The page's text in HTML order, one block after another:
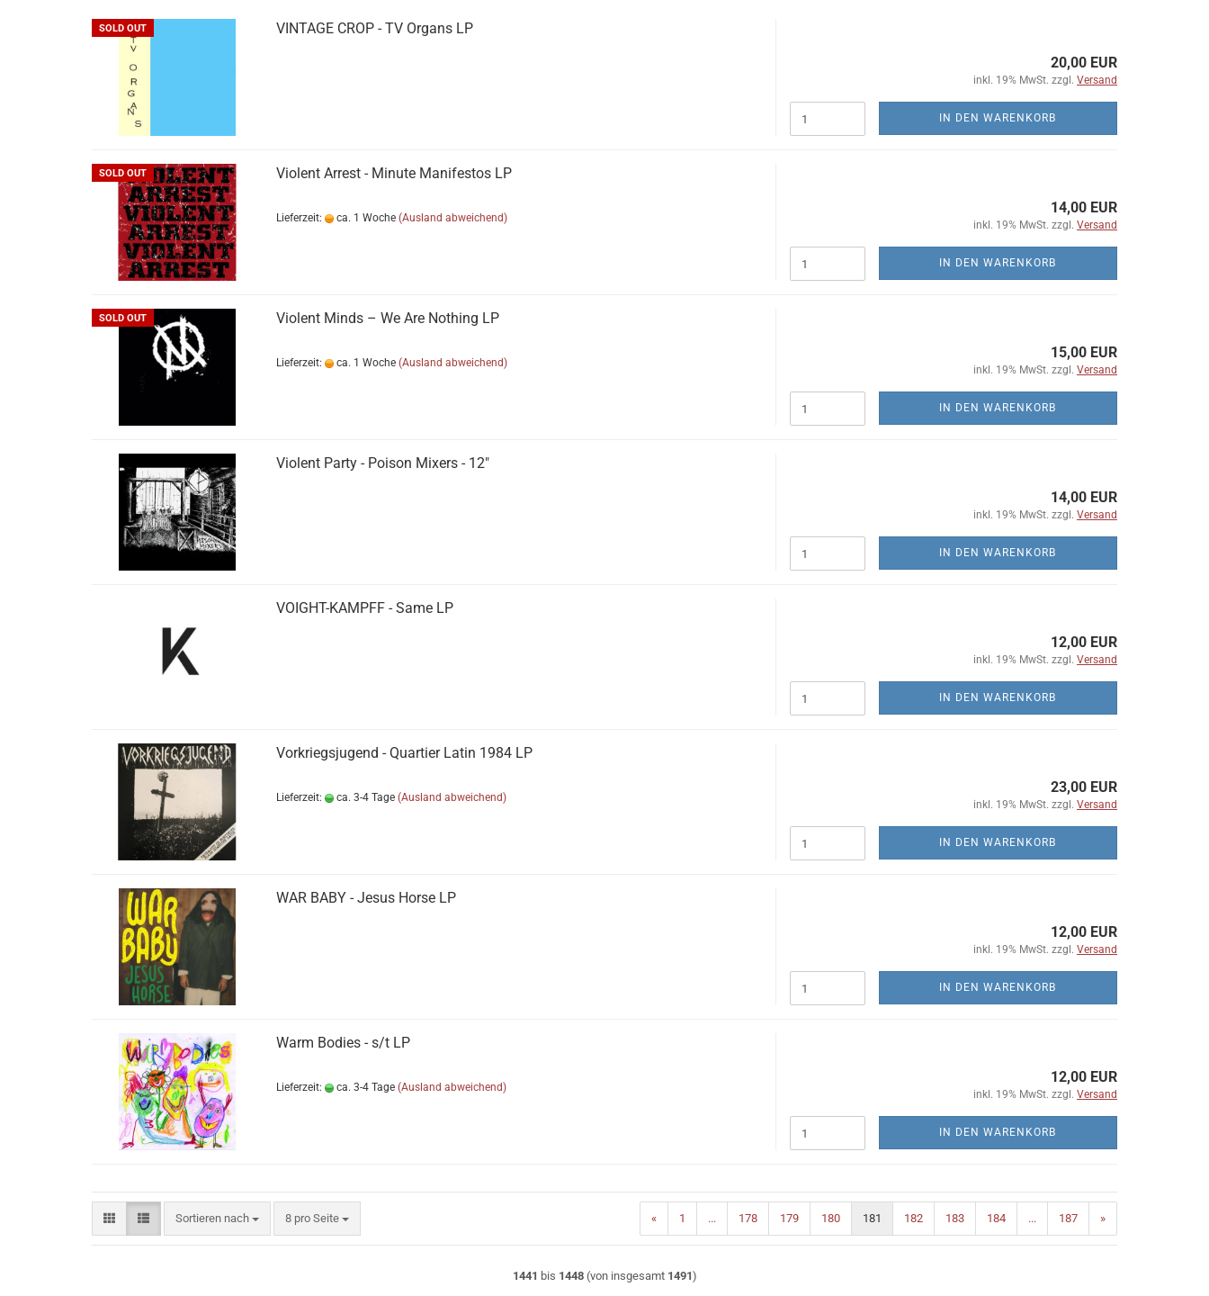
SOLD OUT
VINTAGE CROP - TV Organs LP
20,00 EUR
inkl. 19% MwSt. zzgl. Versand
IN DEN WARENKORB
SOLD OUT Violent Arrest - Minute Manifestos LP
Lieferzeit: ca. 1 Woche (Ausland abweichend)
14,00 EUR
inkl. 19% MwSt. zzgl. Versand
IN DEN WARENKORB
SOLD OUT Violent Minds ‎– We Are Nothing LP
Lieferzeit: ca. 1 Woche (Ausland abweichend)
15,00 EUR
inkl. 19% MwSt. zzgl. Versand
IN DEN WARENKORB
Violent Party - Poison Mixers - 12"
14,00 EUR
inkl. 19% MwSt. zzgl. Versand
IN DEN WARENKORB
VOIGHT-KAMPFF - Same LP
12,00 EUR
inkl. 19% MwSt. zzgl. Versand
IN DEN WARENKORB
Vorkriegsjugend - Quartier Latin 1984 LP
Lieferzeit: ca. 3-4 Tage (Ausland abweichend)
23,00 EUR
inkl. 19% MwSt. zzgl. Versand
IN DEN WARENKORB
WAR BABY - Jesus Horse LP
12,00 EUR
inkl. 19% MwSt. zzgl. Versand
IN DEN WARENKORB
Warm Bodies - s​/​t LP
Lieferzeit: ca. 3-4 Tage (Ausland abweichend)
12,00 EUR
inkl. 19% MwSt. zzgl. Versand
IN DEN WARENKORB
Sortieren nach
Sortieren nach 8 pro Seite
pro Seite « 1 ... 178 179 180 181 182 183 184 ... 187 »
1441 bis 1448(von insgesamt 1491)